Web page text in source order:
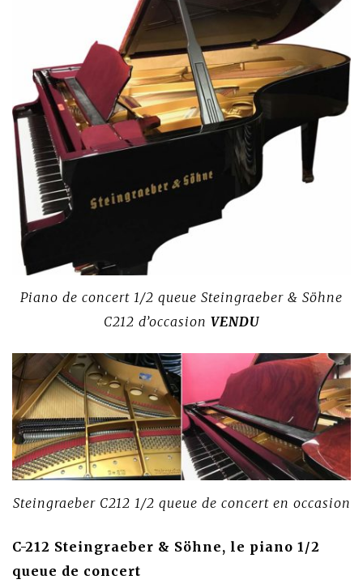
Piano de concert 1/2 queue Steingraeber & Söhne
C212 d’occasion VENDU
Steingraeber C212 1/2 queue de concert en occasion
C-212 Steingraeber & Söhne, le piano 1/2
queue de concert